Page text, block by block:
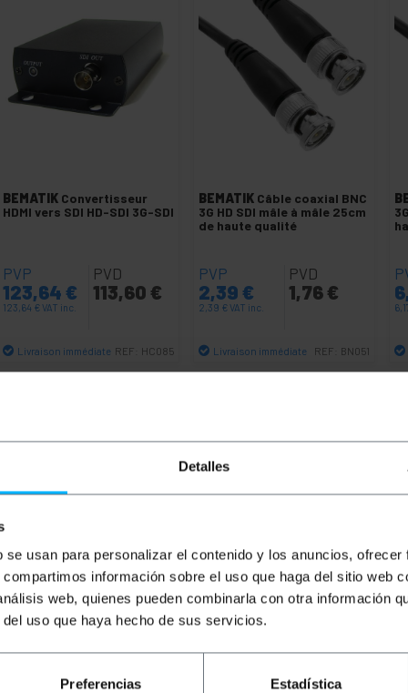
Detalles
usan para personalizar el contenido y los anuncios,
información sobre el uso que haga del sitio web
web, quienes pueden combinarla con otra información
uso que haya hecho de sus servicios.
Preferencias Estadística
BEMATIK Convertisseur
HDMI vers SDI HD-SDI 3G-SDI
PVP
123,64 €
123,64 €VAT inc.
PVD
113,60 €
Livraison immédiate REF: HC085
Quantité
BEMATIK Câble coaxial BNC
3G HD SDI mâle à mâle 25cm
de haute qualité
PVP
2,39 €
2,39 €VAT inc.
PVD
1,76 €
Livraison immédiate REF: BN051
Quantité
se compose de connecteurs BNC mâles aux deux
durée de vie. Le câble SDI est idéal pour transmettre
tels que la radio, la télévision ou la